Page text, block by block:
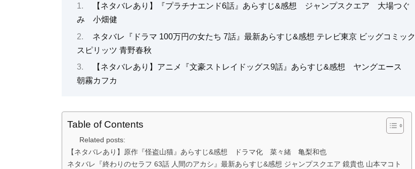
【ネタバレあり】『プラチナエンド6話』あらすじ&感想 ジャンプスクエア 大場つぐ
み 小畑健
ネタバレ『ドラマ 100万円の女たち 7話』最新あらすじ&感想 テレビ東京 ビッグコミック
スピリッツ 青野春秋
【ネタバレあり】アニメ『文豪ストレイドッグス9話』あらすじ&感想 ヤングエース
朝霧カフカ
Table of Contents
Related posts:
【ネタバレあり】原作『怪盗山猫』あらすじ&感想 ドラマ化 菜々緒 亀梨和也
ネタバレ『終わりのセラフ 63話 人間のアカシ』最新あらすじ&感想 ジャンプスクエア 鏡貴也 山本マコト